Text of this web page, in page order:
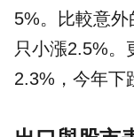
5%。比較意
只小漲2.5%。
2.3%，今年下